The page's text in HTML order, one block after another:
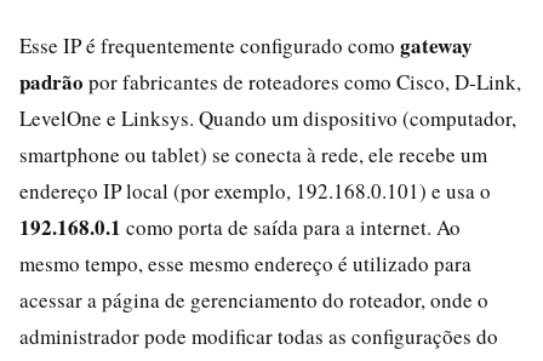
Esse IP é frequentemente configurado como gateway
padrão por fabricantes de roteadores como Cisco, D‑Link,
LevelOne e Linksys. Quando um dispositivo (computador,
smartphone ou tablet) se conecta à rede, ele recebe um
endereço IP local (por exemplo, 192.168.0.101) e usa o
192.168.0.1 como porta de saída para a internet. Ao
mesmo tempo, esse mesmo endereço é utilizado para
acessar a página de gerenciamento do roteador, onde o
administrador pode modificar todas as configurações do